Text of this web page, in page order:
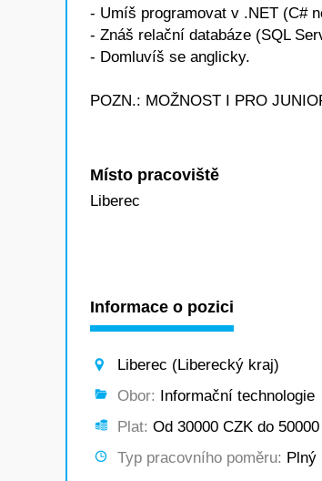
- Umíš programovat v .NET (C#
- Znáš relační databáze (SQL
- Domluvíš se anglicky.
POZN.: MOŽNOST I PRO
Místo pracoviště
Liberec
Informace o pozici
Liberec (Liberecký kraj)
Obor: Informační technologie
Plat: Od 30000 CZK do
Typ pracovního poměru: Plný